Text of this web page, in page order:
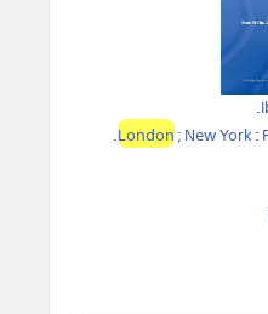
.
London; New York:
.